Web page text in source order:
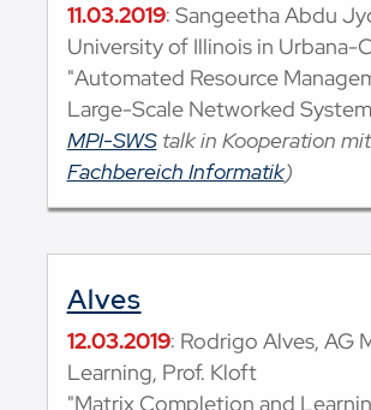
11.03.2019: Sangeetha Abdu
University of Illinois in Urbana-
"Automated Resource
Large-Scale Networked
MPI-SWStalk in Kooperation
Fachbereich Informatik)
Alves
12.03.2019: Rodrigo Alves, AG
Learning, Prof. Kloft
"Matrix Completion and